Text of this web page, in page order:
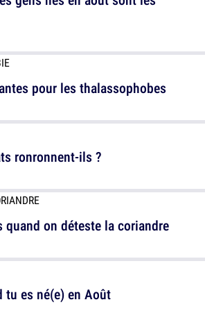
ronronnent-ils ?
tu es né(e) en Août
pour les thalassophobes
quand on déteste la coriandre